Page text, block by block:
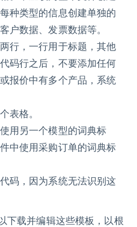
种类型的信息创建单独的
户数据、发票数据等。
行，一行用于标题，其他
码行之后，不要添加任何
报价中有多个产品，系统
表格。
用另一个模型的词典标
中使用采购订单的词典标
码，因为系统无法识别这
下载并编辑这些模板，以根